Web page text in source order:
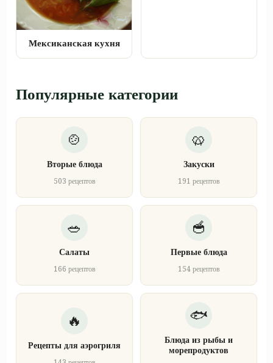
Мексиканская кухня
Популярные категории
Вторые блюда
503 рецептов
Закуски
191 рецептов
Салаты
166 рецептов
Первые блюда
154 рецептов
Рецепты для аэрогриля
Блюда из рыбы и
морепродуктов